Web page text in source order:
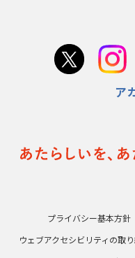
ア
プライバシー基本方針
ウェブアクセシビリティの取